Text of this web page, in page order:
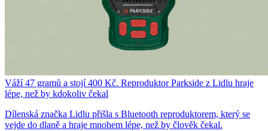
Váží 47 gramů a stojí 400 Kč. Reproduktor Parkside z Lidlu hraje
lépe, než by kdokoliv čekal
Dílenská značka Lidlu přišla s Bluetooth reproduktorem, který se
vejde do dlaně a hraje mnohem lépe, než by člověk čekal.